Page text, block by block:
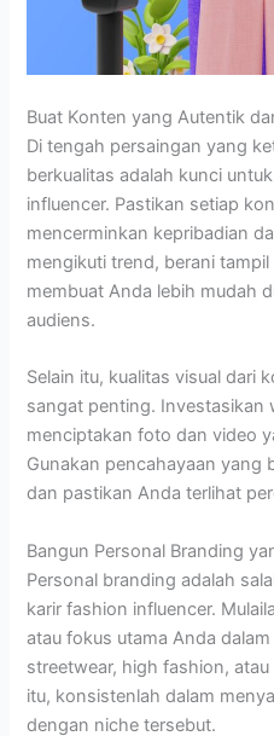
Buat Konten yang Autentik
Di tengah persaingan yang
berkualitas adalah kunci
influencer. Pastikan setiap
mencerminkan kepribadian
mengikuti trend, berani
membuat Anda lebih mudah
audiens.
Selain itu, kualitas visual dari
sangat penting. Investasikan
menciptakan foto dan video
Gunakan pencahayaan yang
dan pastikan Anda terlihat
Bangun Personal Branding
Personal branding adalah
karir fashion influencer.
atau fokus utama Anda
streetwear, high fashion,
itu, konsistenlah dalam
dengan niche tersebut.